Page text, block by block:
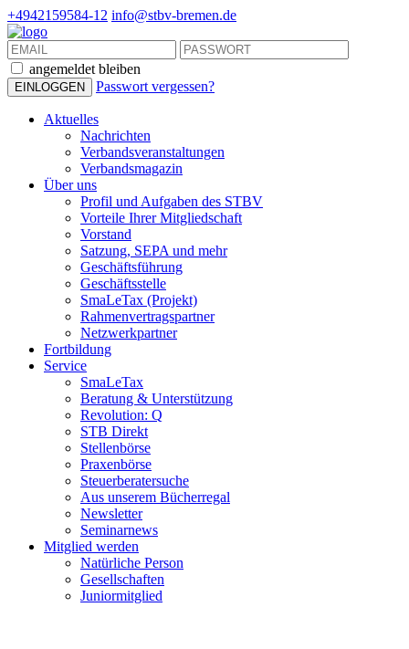
+4942159584-12 info@stbv-bremen.de
angemeldet bleiben
Passwort vergessen?
Aktuelles
Nachrichten
Verbandsveranstaltungen
Verbandsmagazin
Über uns
Profil und Aufgaben des STBV
Vorteile Ihrer Mitgliedschaft
Vorstand
Satzung, SEPA und mehr
Geschäftsführung
Geschäftsstelle
SmaLeTax (Projekt)
Rahmenvertragspartner
Netzwerkpartner
Fortbildung
Service
SmaLeTax
Beratung & Unterstützung
Revolution: Q
STB Direkt
Stellenbörse
Praxenbörse
Steuerberatersuche
Aus unserem Bücherregal
Newsletter
Seminarnews
Mitglied werden
Natürliche Person
Gesellschaften
Juniormitglied